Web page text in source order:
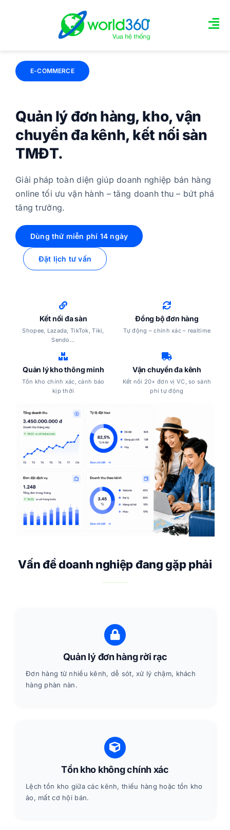
TRANG CHỦ
Các gói quản trị
Tin tức
LIÊN HỆ
E-COMMERCE
Quản lý đơn hàng, kho, vận
chuyển đa kênh, kết nối sàn
TMĐT.
Giải pháp toàn diện giúp doanh nghiệp bán hàng
online tối ưu vận hành – tăng doanh thu – bứt phá
tăng trưởng.
Dùng thử miễn phí 14 ngày
Đặt lịch tư vấn
Kết nối đa sàn
Shopee, Lazada, TikTok, Tiki,
Sendo…
Đồng bộ đơn hàng
Tự động – chính xác – realtime
Quản lý kho thông minh
Tồn kho chính xác, cảnh báo
kịp thời
Vận chuyển đa kênh
Kết nối 20+ đơn vị VC, so sánh
phí tự động
Vấn đề doanh nghiệp đang gặp phải
Quản lý đơn hàng rời rạc
Đơn hàng từ nhiều kênh, dễ sót, xử lý chậm, khách
hàng phàn nàn.
Tồn kho không chính xác
Lệch tồn kho giữa các kênh, thiếu hàng hoặc tồn kho
ảo, mất cơ hội bán.